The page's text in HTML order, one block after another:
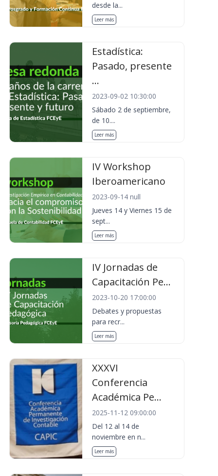
desde la...
Leer más
Estadística:
Pasado, presente
...
2023-09-02 10:30:00
Sábado 2 de septiembre,
de 10....
Leer más
IV Workshop
Iberoamericano
2023-09-14 null
Jueves 14 y Viernes 15 de
sept...
Leer más
IV Jornadas de
Capacitación Pe...
2023-10-20 17:00:00
Debates y propuestas
para recr...
Leer más
XXXVI
Conferencia
Académica Pe...
2025-11-12 09:00:00
Del 12 al 14 de
noviembre en n...
Leer más